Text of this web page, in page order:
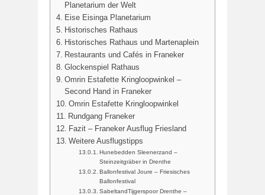
Planetarium der Welt
Eise Eisinga Planetarium
Historisches Rathaus
Historisches Rathaus und Martenaplein
Restaurants und Cafés in Franeker
Glockenspiel Rathaus
Omrin Estafette Kringloopwinkel –
Second Hand in Franeker
Omrin Estafette Kringloopwinkel
Rundgang Franeker
Fazit – Franeker Ausflug Friesland
Weitere Ausflugstipps
Hunebedden Sleenerzand –
Steinzeitgräber in Drenthe
Ballonfestival Joure – Friesisches
Ballonfestival
SabeltandTijgerspoor Drenthe –